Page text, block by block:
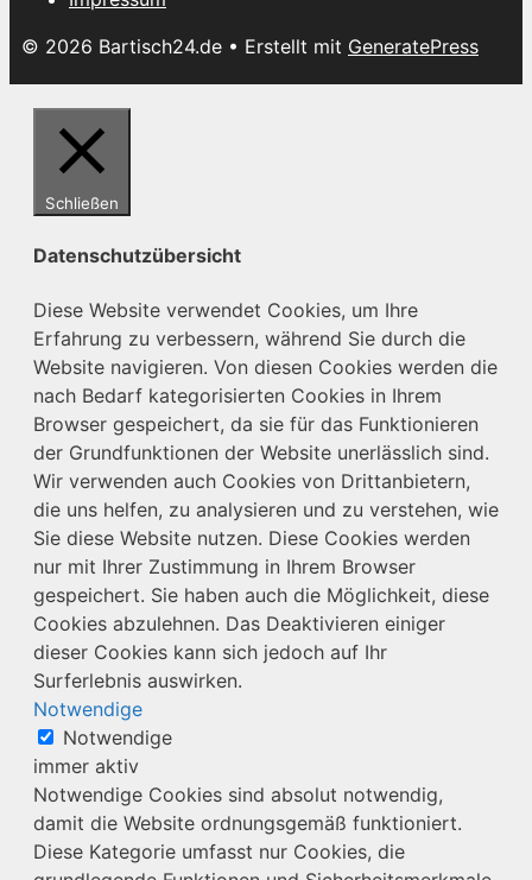
© 2026 Bartisch24.de • Erstellt mit GeneratePress
Schließen
Datenschutzübersicht
Diese Website verwendet Cookies, um Ihre
Erfahrung zu verbessern, während Sie durch die
Website navigieren. Von diesen Cookies werden die
nach Bedarf kategorisierten Cookies in Ihrem
Browser gespeichert, da sie für das Funktionieren
der Grundfunktionen der Website unerlässlich sind.
Wir verwenden auch Cookies von Drittanbietern,
die uns helfen, zu analysieren und zu verstehen, wie
Sie diese Website nutzen. Diese Cookies werden
nur mit Ihrer Zustimmung in Ihrem Browser
gespeichert. Sie haben auch die Möglichkeit, diese
Cookies abzulehnen. Das Deaktivieren einiger
dieser Cookies kann sich jedoch auf Ihr
Surferlebnis auswirken.
Notwendige
Notwendige
immer aktiv
Notwendige Cookies sind absolut notwendig,
damit die Website ordnungsgemäß funktioniert.
Diese Kategorie umfasst nur Cookies, die